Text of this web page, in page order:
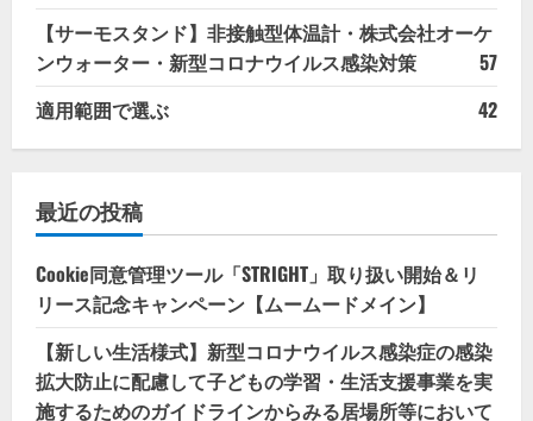
【サーモスタンド】非接触型体温計・株式会社オーケ
ンウォーター・新型コロナウイルス感染対策
57
適用範囲で選ぶ
42
最近の投稿
Cookie同意管理ツール「STRIGHT」取り扱い開始＆リ
リース記念キャンペーン【ムームードメイン】
【新しい生活様式】新型コロナウイルス感染症の感染
拡大防止に配慮して子どもの学習・生活支援事業を実
施するためのガイドラインからみる居場所等において